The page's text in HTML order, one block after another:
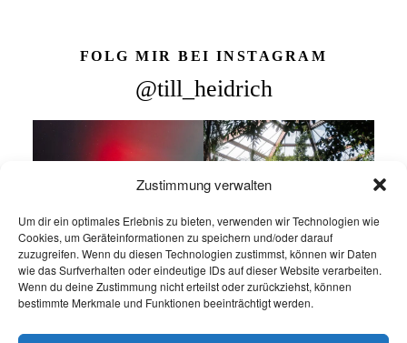
Zustimmung verwalten
Um dir ein optimales Erlebnis zu bieten, verwenden wir Technologien wie
Cookies, um Geräteinformationen zu speichern und/oder darauf
zuzugreifen. Wenn du diesen Technologien zustimmst, können wir Daten
wie das Surfverhalten oder eindeutige IDs auf dieser Website verarbeiten.
Wenn du deine Zustimmung nicht erteilst oder zurückziehst, können
bestimmte Merkmale und Funktionen beeinträchtigt werden.
FOLG MIR BEI INSTAGRAM
@till_heidrich